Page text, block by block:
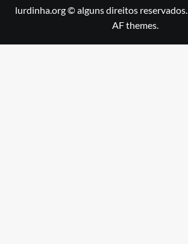
lurdinha.org © alguns direitos reservados.
AF themes.